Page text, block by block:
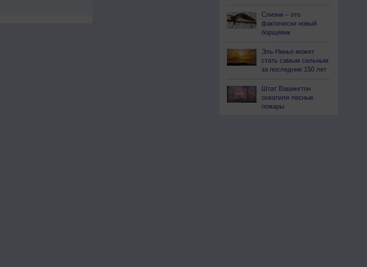
Слизни – это
фактически новый
борщевик
Эль-Ниньо может
стать самым сильным
за последние 150 лет
Штат Вашингтон
охватили лесные
пожары